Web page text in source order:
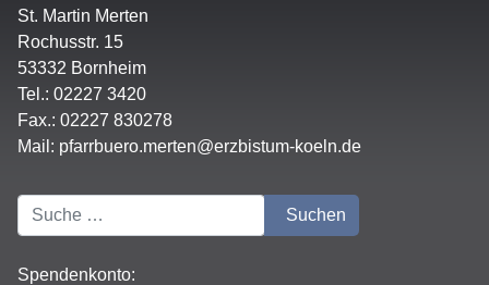
St. Martin Merten
Rochusstr. 15
53332 Bornheim
Tel.: 02227 3420
Fax.: 02227 830278
Mail: pfarrbuero.merten@erzbistum-koeln.de
Suchen Suchen
Spendenkonto: